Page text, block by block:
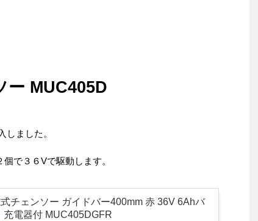
ー MUC405D
しました。
で３６Vで駆動します。
チェンソー ガイドバー400mm 赤 36V 6Ahバ
充電器付 MUC405DGFR